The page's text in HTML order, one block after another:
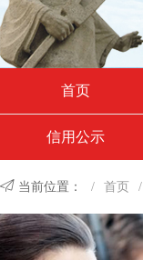
首页
信用公示
 当前位置： / 首页 /